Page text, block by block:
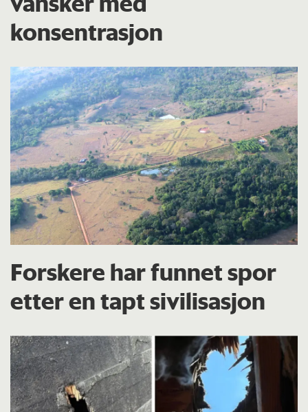
konsentrasjon
Forskere har funnet spor
etter en tapt sivilisasjon